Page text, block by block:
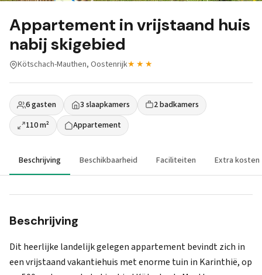
Appartement in vrijstaand huis
nabij skigebied
Kötschach-Mauthen, Oostenrijk★★★
6 gasten 3 slaapkamers
2 badkamers
110 m²
Appartement
Beschrijving Beschikbaarheid Faciliteiten Extra kosten
Beschrijving
Dit heerlijke landelijk gelegen appartement bevindt zich in
een vrijstaand vakantiehuis met enorme tuin in Karinthië, op